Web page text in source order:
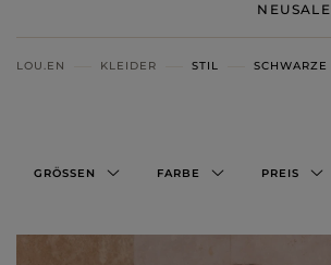
NEUSALE
LOU.EN KLEIDER STIL SCHWARZE
GRÖSSEN FARBE PREIS